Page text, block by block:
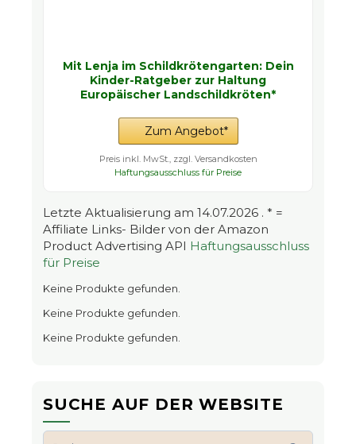
Mit Lenja im Schildkrötengarten: Dein
Kinder-Ratgeber zur Haltung
Europäischer Landschildkröten*
Zum Angebot*
Preis inkl. MwSt., zzgl. Versandkosten
Haftungsausschluss für Preise
Letzte Aktualisierung am 14.07.2026 . * =
Affiliate Links- Bilder von der Amazon
Product Advertising API Haftungsausschluss
für Preise
Keine Produkte gefunden.
Keine Produkte gefunden.
Keine Produkte gefunden.
SUCHE AUF DER WEBSITE
Suchen